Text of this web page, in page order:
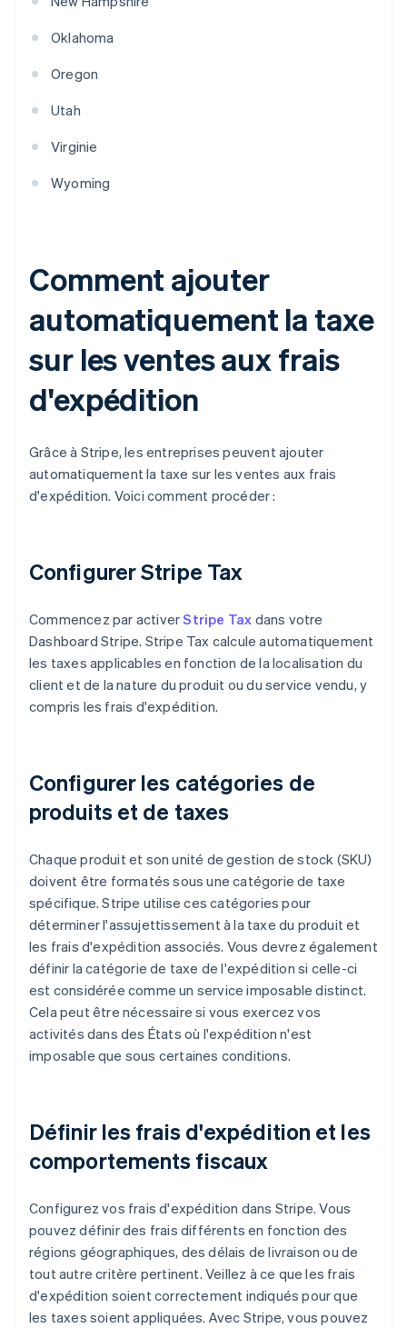
Oklahoma
Oregon
Utah
Virginie
Wyoming
Comment ajouter
automatiquement la taxe
sur les ventes aux frais
d'expédition
Grâce à Stripe, les entreprises peuvent ajouter
automatiquement la taxe sur les ventes aux frais
d'expédition. Voici comment procéder :
Configurer Stripe Tax
Commencez par activerStripe Tax dans votre
Dashboard Stripe. Stripe Tax calcule automatiquement
les taxes applicables en fonction de la localisation du
client et de la nature du produit ou du service vendu, y
compris les frais d'expédition.
Configurer les catégories de
produits et de taxes
Chaque produit et son unité de gestion de stock (SKU)
doivent être formatés sous une catégorie de taxe
spécifique. Stripe utilise ces catégories pour
déterminer l'assujettissement à la taxe du produit et
les frais d'expédition associés. Vous devrez également
définir la catégorie de taxe de l'expédition si celle-ci
est considérée comme un service imposable distinct.
Cela peut être nécessaire si vous exercez vos
activités dans des États où l'expédition n'est
imposable que sous certaines conditions.
Définir les frais d'expédition et les
comportements fiscaux
Configurez vos frais d'expédition dans Stripe. Vous
pouvez définir des frais différents en fonction des
régions géographiques, des délais de livraison ou de
tout autre critère pertinent. Veillez à ce que les frais
d'expédition soient correctement indiqués pour que
les taxes soient appliquées. Avec Stripe, vous pouvez